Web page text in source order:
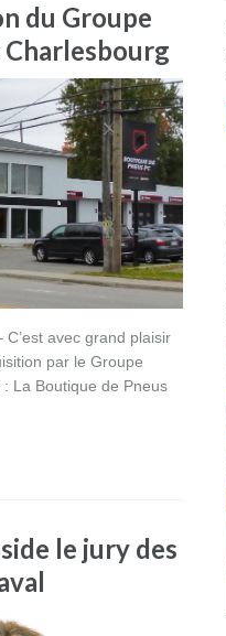
du Groupe
Charlesbourg
avec grand plaisir
par le Groupe
: La Boutique de Pneus
le jury des